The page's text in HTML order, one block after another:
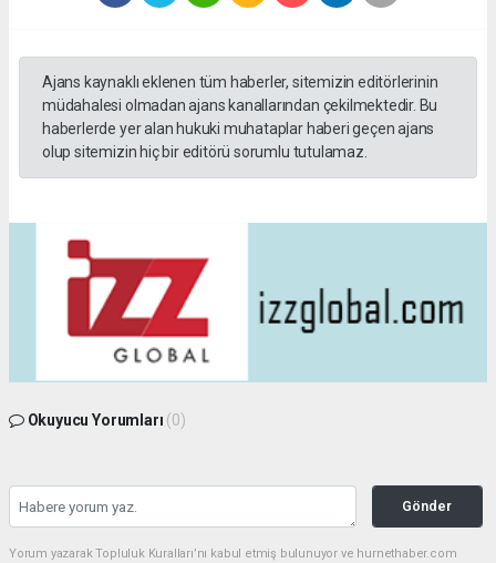
Ajans kaynaklı eklenen tüm haberler, sitemizin editörlerinin
müdahalesi olmadan ajans kanallarından çekilmektedir. Bu
haberlerde yer alan hukuki muhataplar haberi geçen ajans
olup sitemizin hiç bir editörü sorumlu tutulamaz.
Okuyucu Yorumları (0)
Gönder
Yorum yazarak Topluluk Kuralları’nı kabul etmiş bulunuyor ve hurnethaber.com